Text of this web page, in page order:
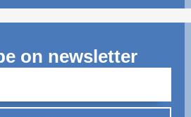
on newsletter